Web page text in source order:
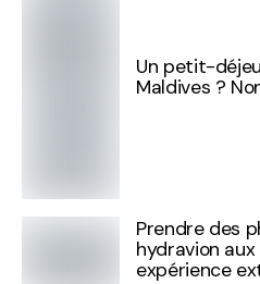
Un petit-
Maldives ?
Prendre des
hydravion aux
expérience